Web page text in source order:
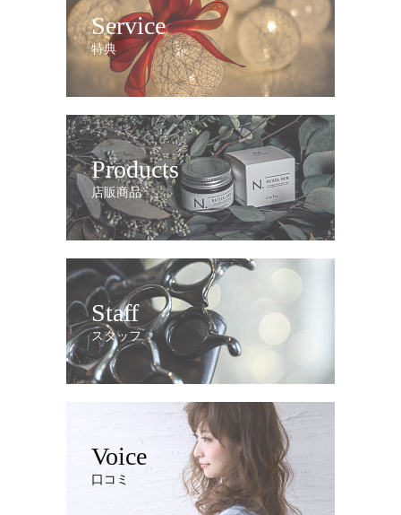
Service
特典
Products
店販商品
Staff
スタッフ
Voice
口コミ